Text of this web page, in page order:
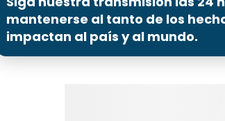
mantenerse al tanto de los
impactan al país y al mundo.